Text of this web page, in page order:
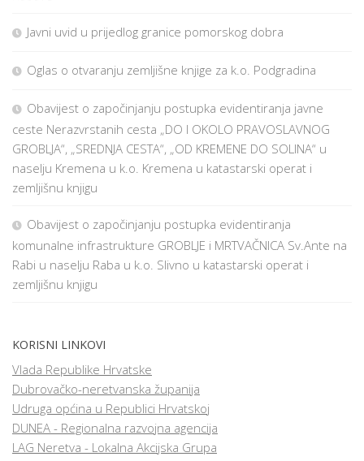
Javni uvid u prijedlog granice pomorskog dobra
Oglas o otvaranju zemljišne knjige za k.o. Podgradina
Obavijest o započinjanju postupka evidentiranja javne
ceste Nerazvrstanih cesta „DO I OKOLO PRAVOSLAVNOG
GROBLJA“, „SREDNJA CESTA“, „OD KREMENE DO SOLINA“ u
naselju Kremena u k.o. Kremena u katastarski operat i
zemljišnu knjigu
Obavijest o započinjanju postupka evidentiranja
komunalne infrastrukture GROBLJE i MRTVAČNICA Sv.Ante na
Rabi u naselju Raba u k.o. Slivno u katastarski operat i
zemljišnu knjigu
KORISNI LINKOVI
Vlada Republike Hrvatske
Dubrovačko-neretvanska županija
Udruga općina u Republici Hrvatskoj
DUNEA - Regionalna razvojna agencija
LAG Neretva - Lokalna Akcijska Grupa